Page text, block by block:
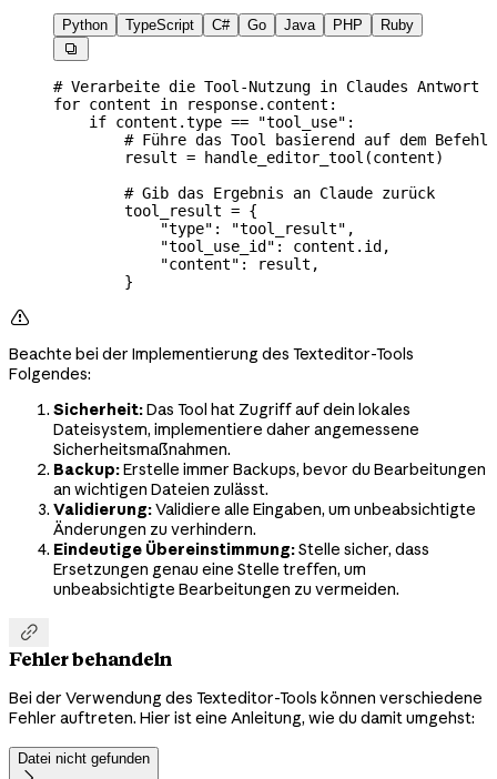
Python TypeScript C# Go Java PHP Ruby

# Verarbeite die Tool-Nutzung in Claudes Antwort
for content in response.content:
    if
content.type == "tool_use" :
# Führe das Tool basierend auf dem Befehl
        result
= handle_editor_tool(content)
        # Gib das Ergebnis an Claude zurück
        tool_result
= {
            "type"
: "tool_result" ,
            "tool_use_id"
: content.id,
            "content"
: result,
        }

Beachte bei der Implementierung des Texteditor-Tools
Folgendes:
Sicherheit:Das Tool hat Zugriff auf dein lokales
Dateisystem, implementiere daher angemessene
Sicherheitsmaßnahmen.
Backup:Erstelle immer Backups, bevor du Bearbeitungen
an wichtigen Dateien zulässt.
Validierung:Validiere alle Eingaben, um unbeabsichtigte
Änderungen zu verhindern.
Eindeutige Übereinstimmung:Stelle sicher, dass
Ersetzungen genau eine Stelle treffen, um
unbeabsichtigte Bearbeitungen zu vermeiden.

Fehler behandeln
Bei der Verwendung des Texteditor-Tools können verschiedene
Fehler auftreten. Hier ist eine Anleitung, wie du damit umgehst:
Datei nicht gefunden